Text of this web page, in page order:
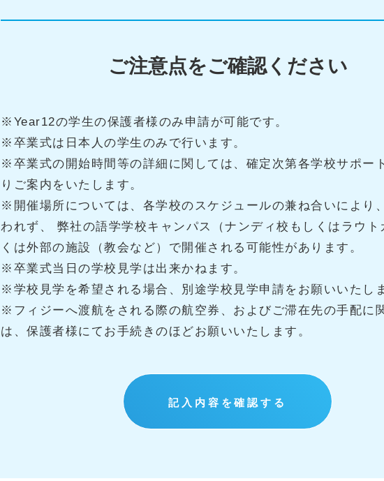
ご注意点をご確認ください
※Year12の学生の保護者様のみ申請が可能です。
※卒業式は日本人の学生のみで行います。
※卒業式の開始時間等の詳細に関しては、確定次第各学校サポー
りご案内をいたします。
※開催場所については、各学校のスケジュールの兼ね合いにより
われず、 弊社の語学学校キャンパス（ナンディ校もしくはラウト
くは外部の施設（教会など）で開催される可能性があります。
※卒業式当日の学校見学は出来かねます。
※学校見学を希望される場合、別途学校見学申請をお願いいたし
※フィジーへ渡航をされる際の航空券、およびご滞在先の手配に
は、保護者様にてお手続きのほどお願いいたします。